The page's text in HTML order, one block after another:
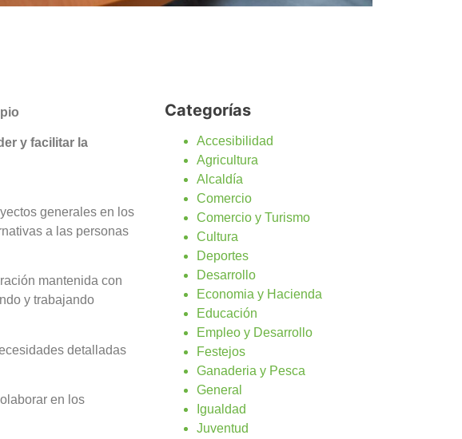
y facilitar la
generales en los
a las personas
mantenida con
y trabajando
detalladas
en los
Categorías
Accesibilidad
Agricultura
Alcaldía
Comercio
Comercio y Turismo
Cultura
Deportes
Desarrollo
Economia y Hacienda
Educación
Empleo y Desarrollo
Festejos
Ganaderia y Pesca
General
Igualdad
Juventud